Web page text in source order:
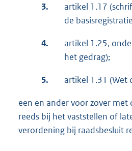
3.
artikel 1.17
de
4.
artikel 1.25,
het gedrag);
5. artikel 1.31 (Wet
een en ander voor zover met
reeds bij het vaststellen of
verordening bij raadsbesluit